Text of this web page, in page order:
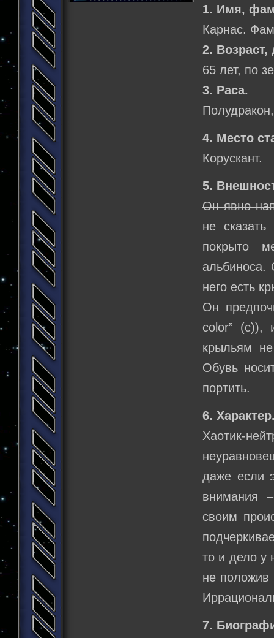
1. Имя,
Карнас.
2. Возраст,
65 лет, по
3. Раса.
4. Место
Корускант.
5.
Он явно
не
покрыто
альбиноса.
него есть
Он
color” (c)),
крыльям
Обувь
портить.
6.
Хаотик-
даже если
внимания
своим
то и дело у
не положив
7.